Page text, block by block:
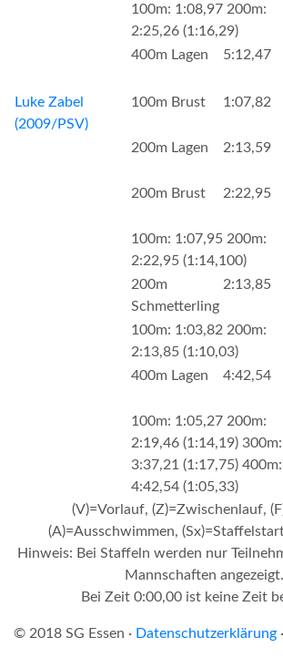
100m: 1:08,97 200m:
2:25,26 (1:16,29)
400m Lagen
5:12,47
Luke Zabel
(2009/PSV)
100m Brust 1:07,82
200m Lagen
2:13,59
200m Brust
2:22,95
100m: 1:07,95 200m:
2:22,95 (1:14,100)
200m
Schmetterling
2:13,85
100m: 1:03,82 200m:
2:13,85 (1:10,03)
400m Lagen
4:42,54
100m: 1:05,27 200m:
2:19,46 (1:14,19) 300m:
3:37,21 (1:17,75) 400m:
4:42,54 (1:05,33)
(V)=Vorlauf, (Z)=Zwischenlauf,
(A)=Ausschwimmen,
Hinweis: Bei Staffeln werden nur
Mannschaften angezeigt.
Bei Zeit 0:00,00 ist keine Zeit
© 2018 SG Essen · Datenschutzerklärung ·